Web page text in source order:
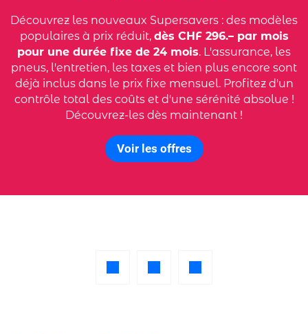
Découvrez les nouveaux Supersavers : des modèles
populaires à prix réduit, dès CHF 296.– par mois
pour une durée fixe de 24 mois. L'assurance, les
pneus, l'entretien, les taxes et bien plus encore sont
déjà inclus dans le prix fixe mensuel. Profitez d'un
contrôle total des coûts et d'une sérénité absolue !
Découvrez-les dès maintenant !
Voir les offres